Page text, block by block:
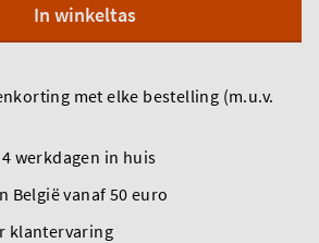
In winkeltas
met elke bestelling (m.u.v.
werkdagen in huis
België vanaf 50 euro
klantervaring